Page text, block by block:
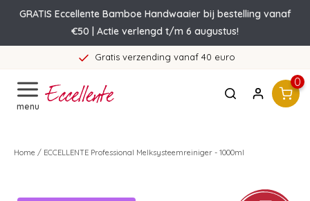
GRATIS Eccellente Bamboe Handwaaier bij bestelling vanaf
€50 | Actie verlengd t/m 6 augustus!
Gratis verzending vanaf 40 euro
menu
0
Home / ECCELLENTE Professional Melksysteemreiniger - 1000ml